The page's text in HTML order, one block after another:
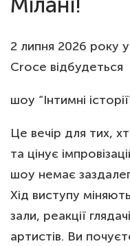
2 липня 2026 року
Croce відбудеться
шоу “Інтимні
Це вечір для тих,
та цінує
шоу немає
Хід виступу
зали, реакції
артистів. Ви